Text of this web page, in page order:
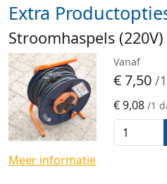
Extra
Stroomhaspels
Vanaf
€7,50 /
€9,08 /1
Meer informatie